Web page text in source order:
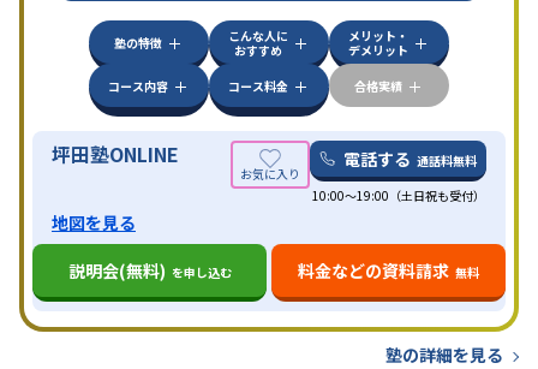
特徴
中高一貫校生に対応授業の振替可能 不登校生に対
学習にPC・タブレットを利用オンライン対応
科目から受講可能季節講習のみの受講可発達障害
の子どもに対応
塾の特徴
こんな人に
おすすめ
メリット・
デメリット
コース内容
コース料金 合格実績
坪田塾ONLINE 電話する 通話料無料
10:00～19:00（土日祝も受付）
地図を見る
説明会(無料) を申し込む 料金などの資料請求 無料
塾の詳細を見る